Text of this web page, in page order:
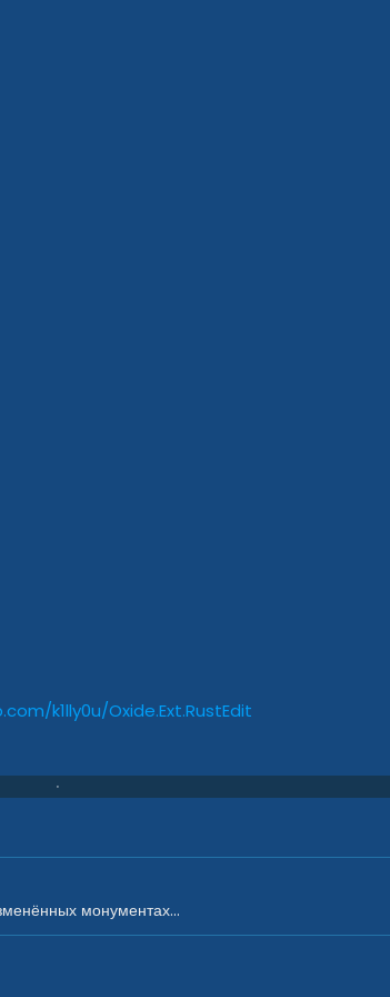
k1lly0u/Oxide.Ext.RustEdit
монументах...